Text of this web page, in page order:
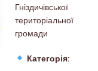
Гніздичівської
територіальної
громади
Категорія: